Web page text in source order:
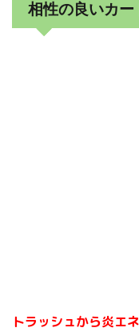
相性の良いカー
トラッシュから炎エ